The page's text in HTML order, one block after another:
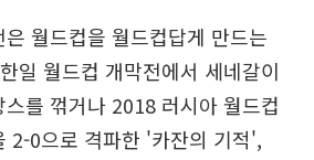
월드컵을 월드컵답게 만드는
일 월드컵 개막전에서 세네갈이
를 꺾거나 2018 러시아 월드컵
2-0으로 격파한 '카잔의 기적',